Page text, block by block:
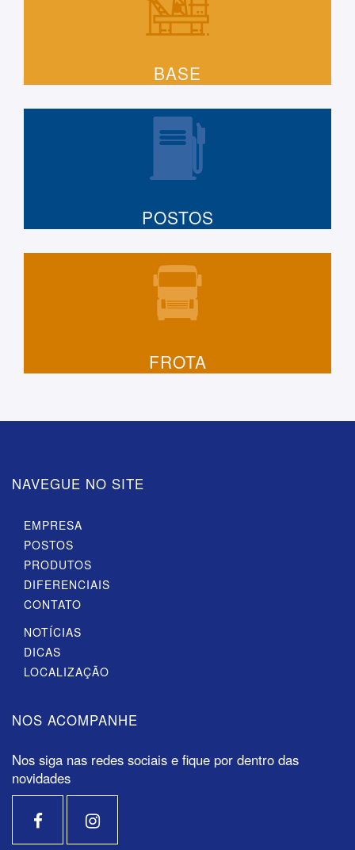
BASE
POSTOS
FROTA
NAVEGUE NO SITE
EMPRESA
POSTOS
PRODUTOS
DIFERENCIAIS
CONTATO
NOTÍCIAS
DICAS
LOCALIZAÇÃO
NOS ACOMPANHE
Nos siga nas redes sociais e fique por dentro das
novidades